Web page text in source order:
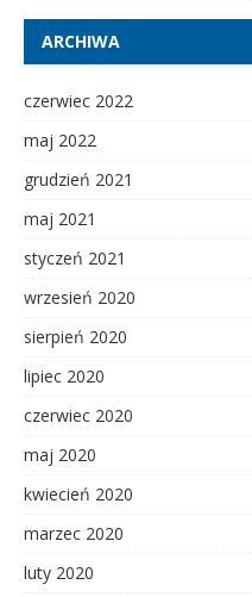
ARCHIWA
czerwiec 2022
maj 2022
grudzień 2021
maj 2021
styczeń 2021
wrzesień 2020
sierpień 2020
lipiec 2020
czerwiec 2020
maj 2020
kwiecień 2020
marzec 2020
luty 2020